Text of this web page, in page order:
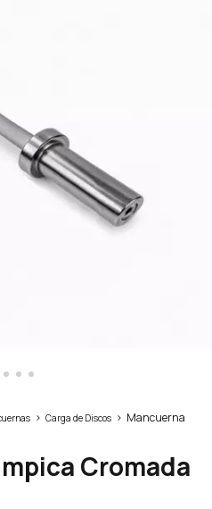
> Carga de Discos > Mancuerna
Cromada